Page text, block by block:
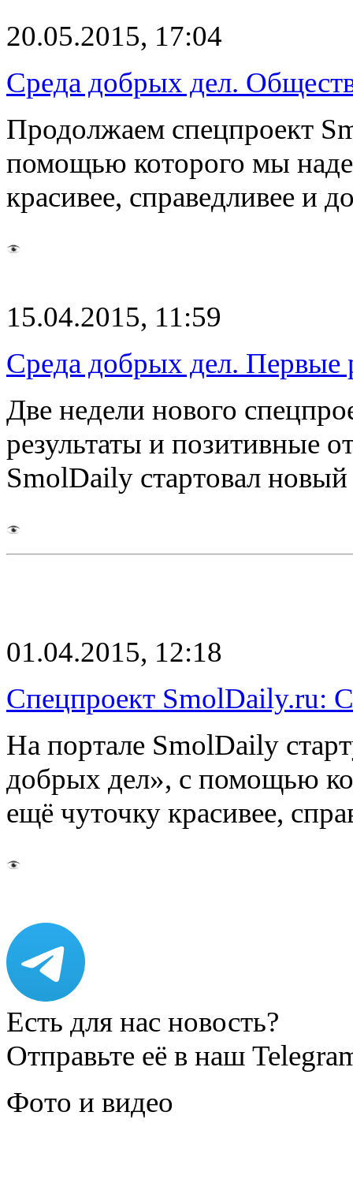
20.05.2015, 17:04
Среда добрых дел.
Продолжаем спецпроект
помощью которого мы
красивее, справедливее и
15.04.2015, 11:59
Среда добрых дел. Первые
Две недели нового
результаты и позитивные
SmolDaily стартовал
01.04.2015, 12:18
Спецпроект SmolDaily.ru:
На портале SmolDaily
добрых дел», с помощью
ещё чуточку красивее,
Есть для нас новость?
Отправьте её в наш
Фото и видео